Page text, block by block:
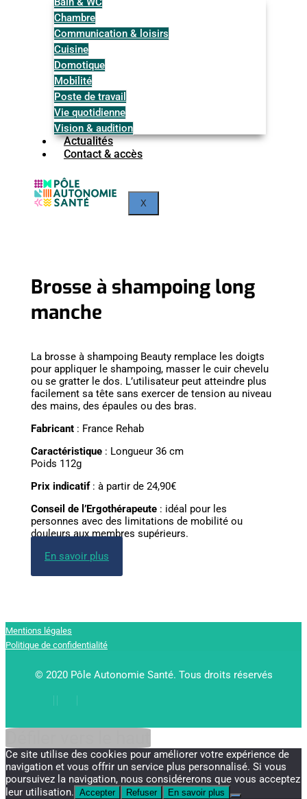
Chambre
Communication & loisirs
Cuisine
Domotique
Mobilité
Poste de travail
Vie quotidienne
Vision & audition
Actualités
Contact & accès
X
Brosse à shampoing long
manche
La brosse à shampoing Beauty remplace les doigts
pour appliquer le shampoing, masser le cuir chevelu
ou se gratter le dos. L’utilisateur peut atteindre plus
facilement sa tête sans exercer de tension au niveau
des mains, des épaules ou des bras.
Fabricant : France Rehab
Caractéristique : Longueur 36 cm
Poids 112g
Prix indicatif: à partir de 24,90€
Conseil de l’Ergothérapeute : idéal pour les
personnes avec des limitations de mobilité ou
douleurs aux membres supérieurs.
En savoir plus
Mentions légales
Politique de confidentialité
© 2020 Pôle Autonomie Santé. Tous droits réservés
Ce site utilise des cookies pour améliorer votre expérience de
navigation et vous offrir un service plus personnalisé. Si vous
poursuivez la navigation, nous considérerons que vous acceptez
leur utilisation. Accepter Refuser En savoir plus